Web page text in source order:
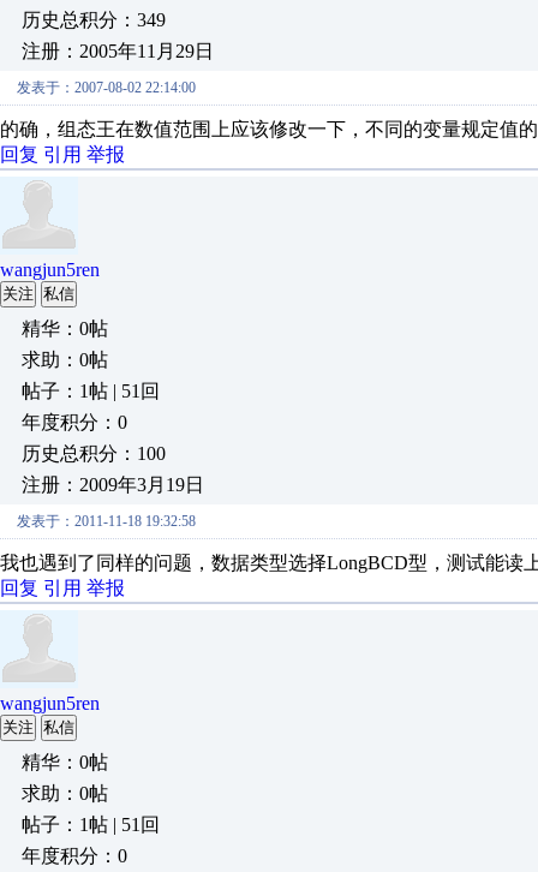
历史总积分：349
注册：2005年11月29日
发表于：2007-08-02 22:14:00
的确，组态王在数值范围上应该修改一下，不同的变量规定值
回复 引用 举报
wangjun5ren
关注 私信
精华：0帖
求助：0帖
帖子：1帖 | 51回
年度积分：0
历史总积分：100
注册：2009年3月19日
发表于：2011-11-18 19:32:58
我也遇到了同样的问题，数据类型选择LongBCD型，测试能读
回复 引用 举报
wangjun5ren
关注 私信
精华：0帖
求助：0帖
帖子：1帖 | 51回
年度积分：0